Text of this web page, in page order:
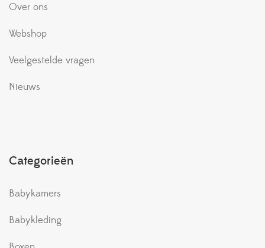
Over ons
Webshop
Veelgestelde vragen
Nieuws
Categorieën
Babykamers
Babykleding